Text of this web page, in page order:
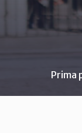
Prima